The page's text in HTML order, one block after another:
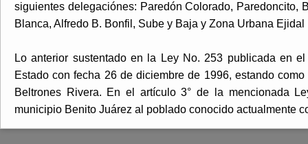
siguientes delegaciónes: Paredón Colorado, Paredoncito,
Blanca, Alfredo B. Bonfil, Sube y Baja y Zona Urbana
Lo anterior sustentado en la Ley No. 253 publicada en
Estado con fecha 26 de diciembre de 1996, estando
Beltrones Rivera. En el artículo 3° de la mencionada
municipio Benito Juárez al poblado conocido actualmente